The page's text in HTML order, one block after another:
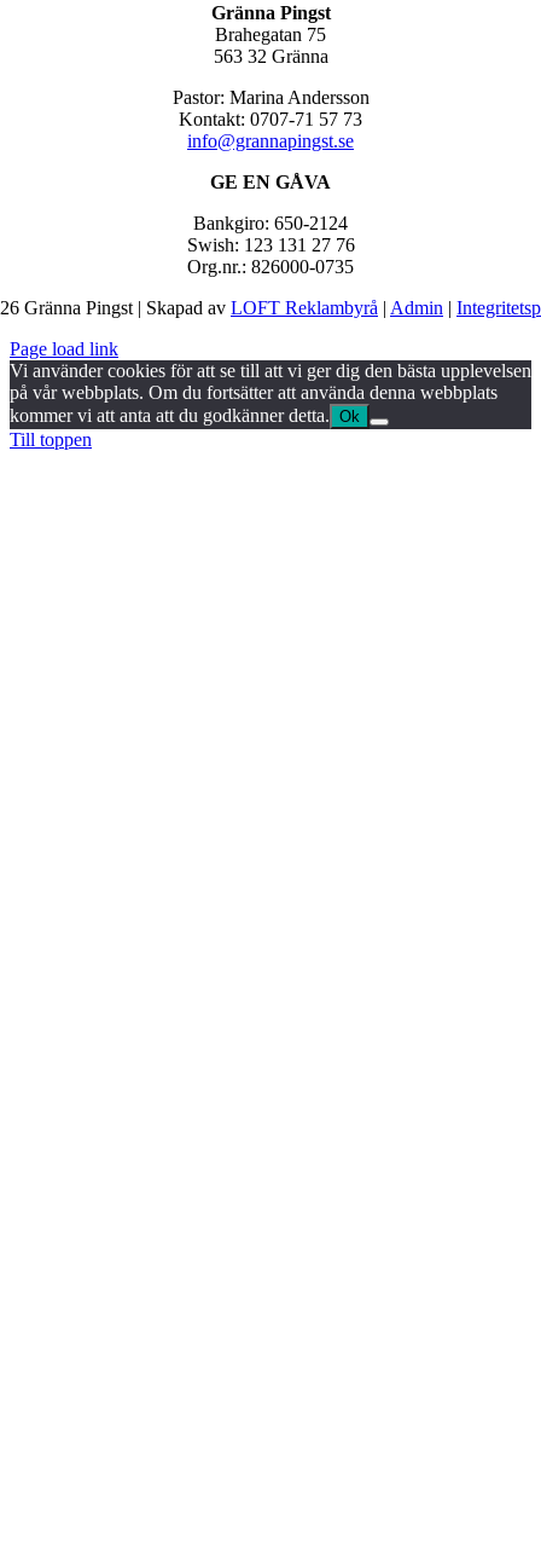
Gränna Pingst
Brahegatan 75
563 32 Gränna
Pastor: Marina Andersson
Kontakt: 0707-71 57 73
info@grannapingst.se
GE EN GÅVA
Bankgiro: 650-2124
Swish: 123 131 27 76
Org.nr.: 826000-0735
Gränna Pingst | Skapad av LOFT Reklambyrå | Admin |
Page load link
Vi använder cookies för att se till att vi ger dig den bästa upplevelsen
på vår webbplats. Om du fortsätter att använda denna webbplats
kommer vi att anta att du godkänner detta. Ok
Till toppen